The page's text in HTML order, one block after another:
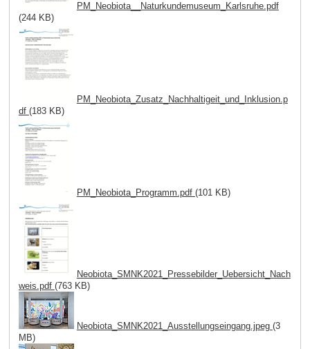
PM_Neobiota__Naturkundemuseum_Karlsruhe.pdf
(244 KB)
PM_Neobiota_Zusatz_Nachhaltigeit_und_Inklusion.p
df (183 KB)
PM_Neobiota_Programm.pdf (101 KB)
Neobiota_SMNK2021_Pressebilder_Uebersicht_Nach
weis.pdf (763 KB)
Neobiota_SMNK2021_Ausstellungseingang.jpeg (3
MB)